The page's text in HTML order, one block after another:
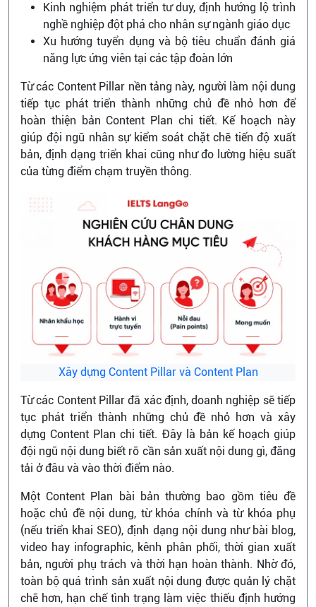
Kinh nghiệm phát triển tư duy, định hướng lộ trình
nghề nghiệp đột phá cho nhân sự ngành giáo dục
Xu hướng tuyển dụng và bộ tiêu chuẩn đánh giá
năng lực ứng viên tại các tập đoàn lớn
Từ các Content Pillar nền tảng này, người làm nội dung
tiếp tục phát triển thành những chủ đề nhỏ hơn để
hoàn thiện bản Content Plan chi tiết. Kế hoạch này
giúp đội ngũ nhân sự kiểm soát chặt chẽ tiến độ xuất
bản, định dạng triển khai cũng như đo lường hiệu suất
của từng điểm chạm truyền thông.
Xây dựng Content Pillar và Content Plan
Từ các Content Pillar đã xác định, doanh nghiệp sẽ tiếp
tục phát triển thành những chủ đề nhỏ hơn và xây
dựng Content Plan chi tiết. Đây là bản kế hoạch giúp
đội ngũ nội dung biết rõ cần sản xuất nội dung gì, đăng
tải ở đâu và vào thời điểm nào.
Một Content Plan bài bản thường bao gồm tiêu đề
hoặc chủ đề nội dung, từ khóa chính và từ khóa phụ
(nếu triển khai SEO), định dạng nội dung như bài blog,
video hay infographic, kênh phân phối, thời gian xuất
bản, người phụ trách và thời hạn hoàn thành. Nhờ đó,
toàn bộ quá trình sản xuất nội dung được quản lý chặt
chẽ hơn, hạn chế tình trạng làm việc thiếu định hướng